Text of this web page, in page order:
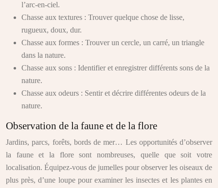
l’arc-en-ciel.
Chasse aux textures : Trouver quelque chose de lisse,
rugueux, doux, dur.
Chasse aux formes : Trouver un cercle, un carré, un triangle
dans la nature.
Chasse aux sons : Identifier et enregistrer différents sons de la
nature.
Chasse aux odeurs : Sentir et décrire différentes odeurs de la
nature.
Observation de la faune et de la flore
Jardins, parcs, forêts, bords de mer… Les opportunités d’observer
la faune et la flore sont nombreuses, quelle que soit votre
localisation. Équipez-vous de jumelles pour observer les oiseaux de
plus près, d’une loupe pour examiner les insectes et les plantes en